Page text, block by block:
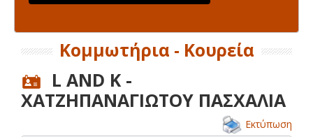
Κομμωτήρια - Κουρεία
L AND K -
ΧΑΤΖΗΠΑΝΑΓΙΩΤΟΥ ΠΑΣΧΑΛΙΑ
Εκτύπωση